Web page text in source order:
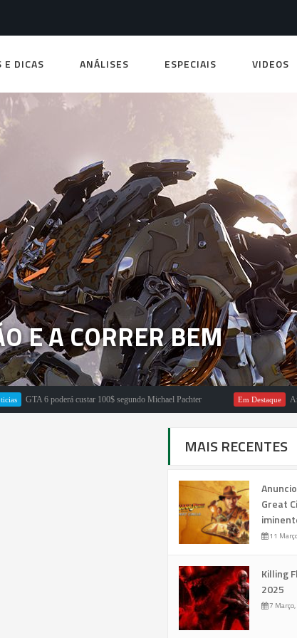
E DICAS ANÁLISES ESPECIAIS VIDEOS
E A CORRER BEM
6 poderá custar 100$ segundo Michael Pachter Em Destaque
MAIS RECENTES
Great
11
Killing
2025
7